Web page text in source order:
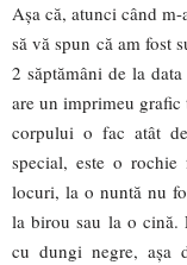
Așa că, atunci când
să vă spun că am fost
2 săptămâni de la
are un imprimeu grafic
corpului o fac atât
special, este o
locuri, la o nuntă nu
la birou sau la o cină.
cu dungi negre, așa